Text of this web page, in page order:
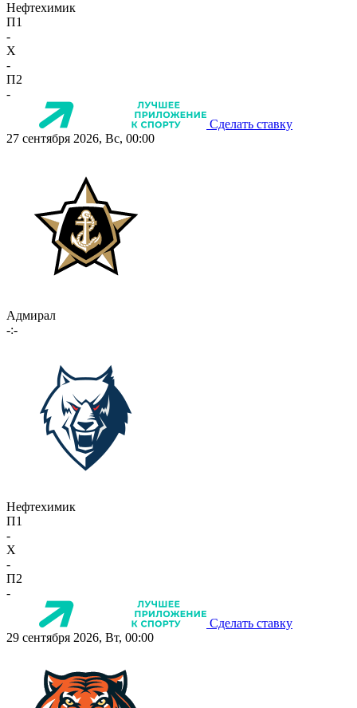
Нефтехимик
П1
-
X
-
П2
-
Сделать ставку
27 сентября 2026, Вс, 00:00
Адмирал
-:-
Нефтехимик
П1
-
X
-
П2
-
Сделать ставку
29 сентября 2026, Вт, 00:00